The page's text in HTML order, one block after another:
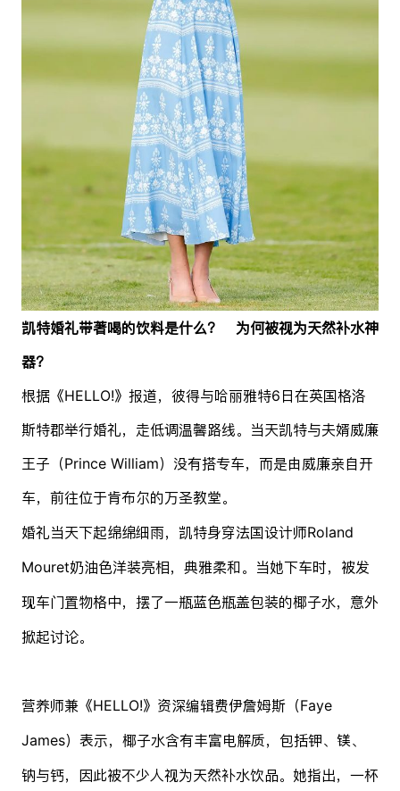
凯特婚礼带著喝的饮料是什么？ 为何被视为天然补水神
器？
根据《HELLO!》报道，彼得与哈丽雅特6日在英国格洛
斯特郡举行婚礼，走低调温馨路线。当天凯特与夫婿威廉
王子（Prince William）没有搭专车，而是由威廉亲自开
车，前往位于肯布尔的万圣教堂。
婚礼当天下起绵绵细雨，凯特身穿法国设计师Roland
Mouret奶油色洋装亮相，典雅柔和。当她下车时，被发
现车门置物格中，摆了一瓶蓝色瓶盖包装的椰子水，意外
掀起讨论。
营养师兼《HELLO!》资深编辑费伊詹姆斯（Faye
James）表示，椰子水含有丰富电解质，包括钾、镁、
钠与钙，因此被不少人视为天然补水饮品。她指出，一杯